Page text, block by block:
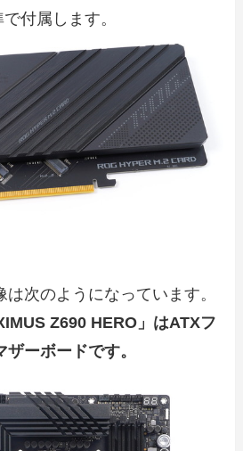
付属します。
次のようになっています。
Z690 HERO」はATXフ
ーボードです。